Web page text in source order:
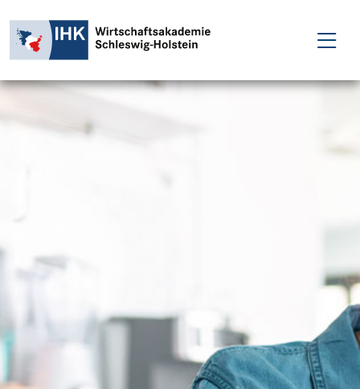
FÜR EINZELPERSONEN
NEWS
Finden Sie Ihre Weiterbildung